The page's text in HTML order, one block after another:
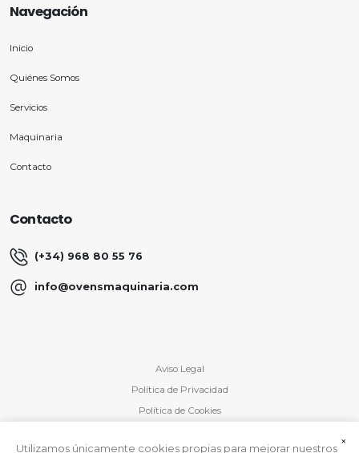
×
Utilizamos únicamente cookies propias para mejorar nuestros
Navegación
Inicio
Quiénes Somos
Servicios
Maquinaria
Contacto
Contacto
(+34) 968 80 55 76
info@ovensmaquinaria.com
Aviso Legal
Política de Privacidad
Política de Cookies